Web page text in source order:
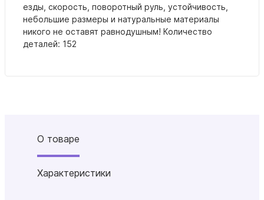
езды, скорость, поворотный руль, устойчивость,
небольшие размеры и натуральные материалы
никого не оставят равнодушным! Количество
деталей: 152
О товаре
Характеристики